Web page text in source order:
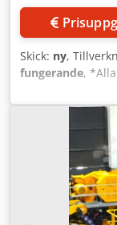
Skick: ny,
fungerande,
och levereras
vibrerande sikt
gruvdrift, sand
fukt från en
partiklar från
att bearbeta
minskar och